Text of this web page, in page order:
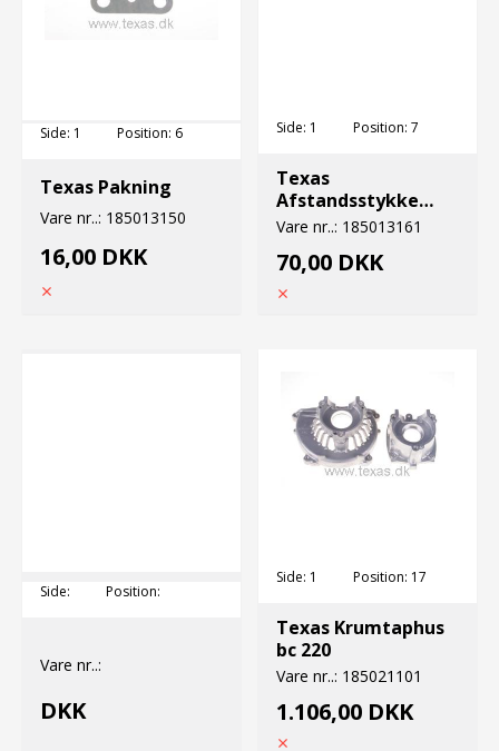
Side: 1 Position: 6
Texas Pakning
Vare nr..: 185013150
16,00 DKK
Side: 1 Position: 7
Texas
Afstandsstykke
24mm bc221
Vare nr..: 185013161
70,00 DKK
Side: Position:
Vare nr..:
DKK
Side: 1 Position: 17
Texas Krumtaphus
bc 220
Vare nr..: 185021101
1.106,00 DKK